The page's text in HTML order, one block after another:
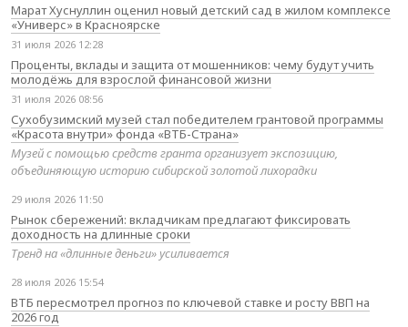
Марат Хуснуллин оценил новый детский сад в жилом комплексе
«Универс» в Красноярске
31 июля 2026 12:28
Проценты, вклады и защита от мошенников: чему будут учить
молодёжь для взрослой финансовой жизни
31 июля 2026 08:56
Сухобузимский музей стал победителем грантовой программы
«Красота внутри» фонда «ВТБ-Страна»
Музей с помощью средств гранта организует экспозицию,
объединяющую историю сибирской золотой лихорадки
29 июля 2026 11:50
Рынок сбережений: вкладчикам предлагают фиксировать
доходность на длинные сроки
Тренд на «длинные деньги» усиливается
28 июля 2026 15:54
ВТБ пересмотрел прогноз по ключевой ставке и росту ВВП на
2026 год